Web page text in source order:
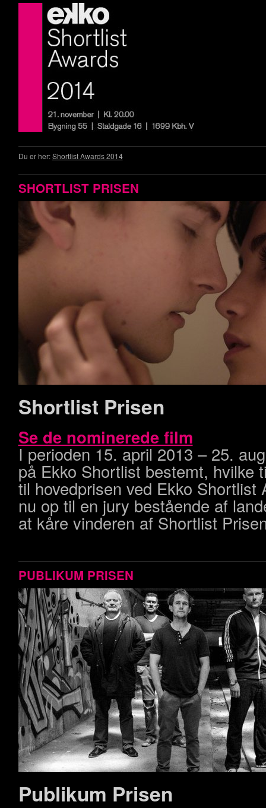
Du er her:Shortlist Awards 2014
SHORTLIST PRISEN
Shortlist Prisen
Se de nominerede film
I perioden 15. april 2013 – 25.
på Ekko Shortlist bestemt, hvilke
til hovedprisen ved Ekko Shortlist
nu op til en jury bestående af
at kåre vinderen af Shortlist
PUBLIKUM PRISEN
Publikum Prisen